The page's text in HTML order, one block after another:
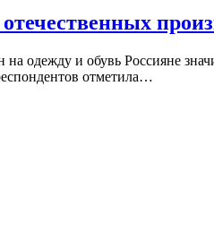
одежду и обувь Россияне
отметила…